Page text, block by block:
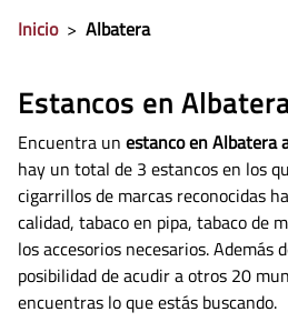
Inicio > Albatera
Estancos en
Encuentra un estanco en Albatera
hay un total de 3 estancos en los
cigarrillos de marcas reconocidas
calidad, tabaco en pipa, tabaco de
los accesorios necesarios.Además
posibilidad de acudir a otros 20
encuentras lo que estás buscando.